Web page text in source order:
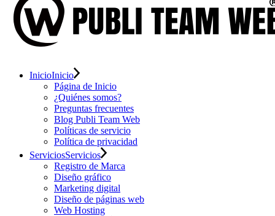
InicioInicio
Página de Inicio
¿Quiénes somos?
Preguntas frecuentes
Blog Publi Team Web
Políticas de servicio
Política de privacidad
ServiciosServicios
Registro de Marca
Diseño gráfico
Marketing digital
Diseño de páginas web
Web Hosting